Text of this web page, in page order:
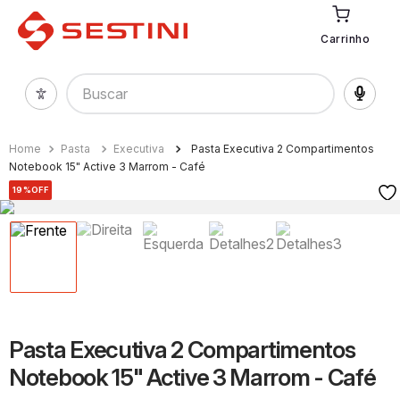
Carrinho
Buscar
Pasta Executiva
Pasta Executiva 2 Compartimentos
Notebook 15" Active 3 Marrom - Café
19%OFF
Pasta Executiva 2 Compartimentos
Notebook 15" Active 3 Marrom - Café